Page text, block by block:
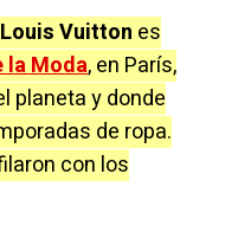
Louis Vuitton es
la Moda, en París,
planeta y donde
de ropa.
con los